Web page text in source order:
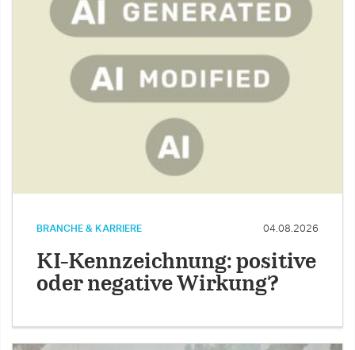
BRANCHE & KARRIERE 04.08.2026
KI-Kennzeichnung: positive
oder negative Wirkung?